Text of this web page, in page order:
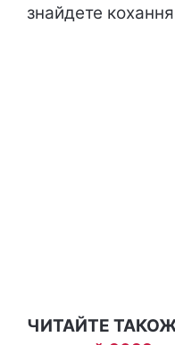
знайдете
ЧИТАЙТЕ